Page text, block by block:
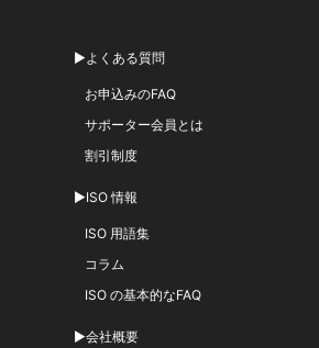
▶よくある質問
お申込みのFAQ
サポーター会員とは
割引制度
▶ISO 情報
ISO 用語集
コラム
ISO の基本的なFAQ
▶会社概要